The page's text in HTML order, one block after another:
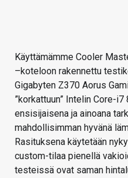
Käyttämämme Cooler
–koteloon rakennettu
Gigabyten Z370 Aorus
”korkattuun” Intelin Core-
ensisijaisena ja ainoana
mahdollisimman hyvänä
Rasituksena käytetään
custom-tilaa pienellä
testeissä ovat saman